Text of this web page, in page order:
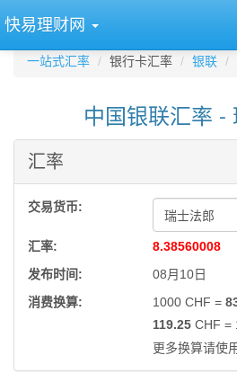
快易理财网
一站式汇率 银行卡汇率 银联
中国银联汇率 -
汇率
交易货币:
汇率:
8.38560008
发布时间:
08月10日
消费换算:
1000 CHF =
119.25CHF =
更多换算请使